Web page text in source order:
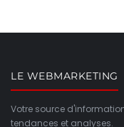
LE WEBMARKETING
Votre source
tendances et analyses.